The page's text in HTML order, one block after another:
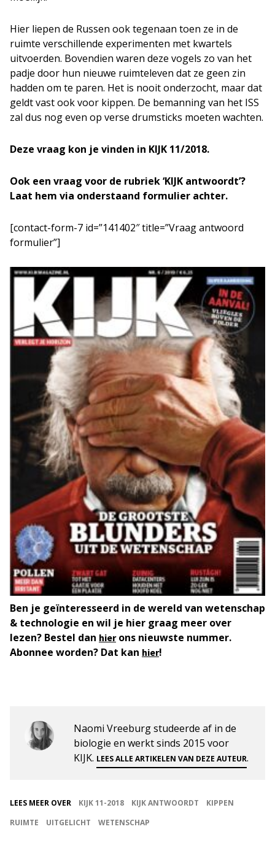
Hier liepen de Russen ook tegenaan toen ze in de
ruimte verschillende experimenten met kwartels
uitvoerden. Bovendien waren deze vogels zo van het
padje door hun nieuwe ruimteleven dat ze geen zin
hadden om te paren. Het is nooit onderzocht, maar dat
geldt vast ook voor kippen. De bemanning van het ISS
zal dus nog even op verse drumsticks moeten wachten.
Deze vraag kon je vinden in KIJK 11/2018.
Ook een vraag voor de rubriek ‘KIJK antwoordt’?
Laat hem via onderstaand formulier achter.
[contact-form-7 id=”141402″ title=”Vraag antwoord
formulier”]
Ben je geïnteresseerd in de wereld van wetenschap
& technologie en wil je hier graag meer over
lezen? Bestel dan hierons nieuwste nummer.
Abonnee worden? Dat kan hier!
Naomi Vreeburg studeerde af in de
biologie en werkt sinds 2015 voor
KIJK. LEES ALLE ARTIKELEN VAN DEZE AUTEUR.
LEES MEER OVER KIJK 11-2018 KIJK ANTWOORDT
KIPPEN
RUIMTE
UITGELICHT WETENSCHAP